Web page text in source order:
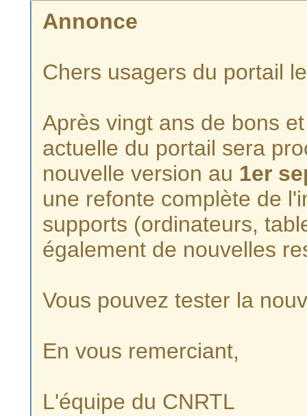
Annonce
Chers usagers du portail
Après vingt ans de bons
actuelle du portail sera
nouvelle version au 1er
une refonte complète de
supports (ordinateurs,
également de nouvelles
Vous pouvez tester la
En vous remerciant,
L'équipe du CNRTL